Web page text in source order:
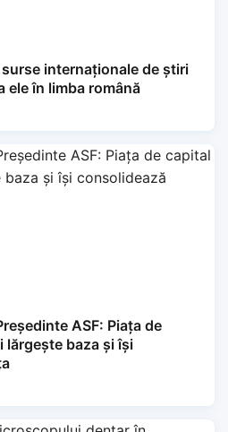
internaționale de știri
ele în limba română
ASF: Piața de
lărgește baza și își